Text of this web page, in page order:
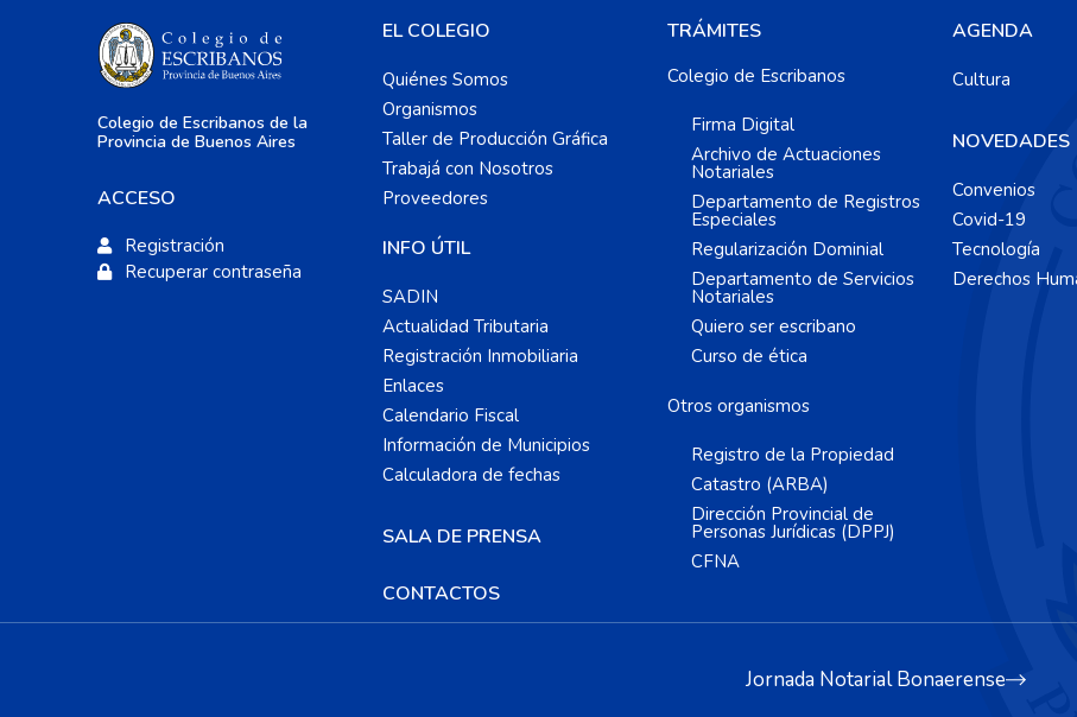
Colegio de Escribanos de la
Provincia de Buenos Aires
ACCESO
Registración
Recuperar contraseña
EL COLEGIO
Quiénes Somos
Organismos
Taller de Producción Gráfica
Trabajá con Nosotros
Proveedores
INFO ÚTIL
SADIN
Actualidad Tributaria
Registración Inmobiliaria
Enlaces
Calendario Fiscal
Información de Municipios
Calculadora de fechas
SALA DE PRENSA
CONTACTOS
TRÁMITES
Colegio de Escribanos
Firma Digital
Archivo de Actuaciones
Notariales
Departamento de Registros
Especiales
Regularización Dominial
Departamento de Servicios
Notariales
Quiero ser escribano
Curso de ética
Otros organismos
Registro de la Propiedad
Catastro (ARBA)
Dirección Provincial de
Personas Jurídicas (DPPJ)
CFNA
AGENDA
Cultura
NOVEDADES
Convenios
Covid-19
Tecnología
Derechos
Jornada Notarial Bonaerense